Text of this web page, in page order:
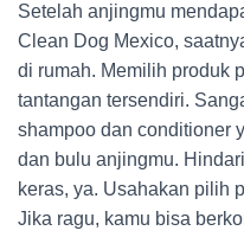
Setelah anjingmu
Clean Dog Mexico,
di rumah. Memilih produk
tantangan tersendiri.
shampoo dan conditioner
dan bulu anjingmu.
keras, ya. Usahakan pilih
Jika ragu, kamu bisa